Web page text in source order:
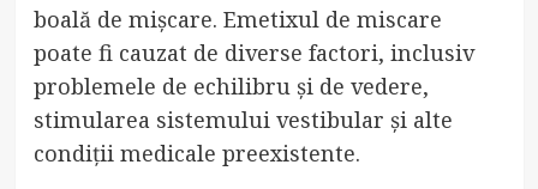
boală de mișcare. Emetixul de miscare
poate fi cauzat de diverse factori, inclusiv
problemele de echilibru și de vedere,
stimularea sistemului vestibular și alte
condiții medicale preexistente.